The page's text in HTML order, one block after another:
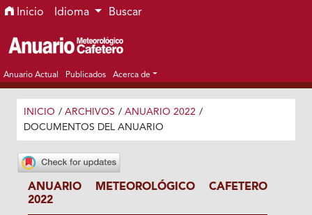
Ir al menú de navegación principal
Ir al contenido principal
Ir al pie de página del sitio
Inicio Idioma Buscar
Anuario Actual Publicados Acerca de
INICIO / ARCHIVOS / ANUARIO 2022 /
DOCUMENTOS DEL ANUARIO
ANUARIO METEOROLÓGICO CAFETERO
2022